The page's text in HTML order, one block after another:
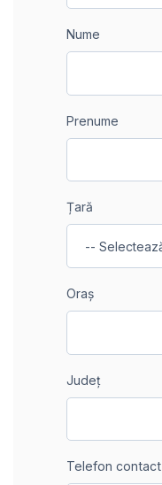
Nume
Prenume
Țară
Oraș
Județ
Telefon contact